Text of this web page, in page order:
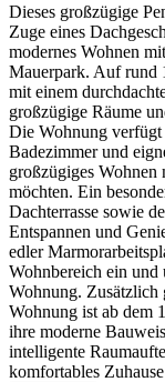
Dieses großzügige
Zuge eines
modernes Wohnen
Mauerpark. Auf rund
mit einem
großzügige Räume
Die Wohnung
Badezimmer und
großzügiges
möchten. Ein
Dachterrasse sowie
Entspannen und
edler
Wohnbereich ein und
Wohnung.
Wohnung ist ab dem
ihre moderne
intelligente
komfortables